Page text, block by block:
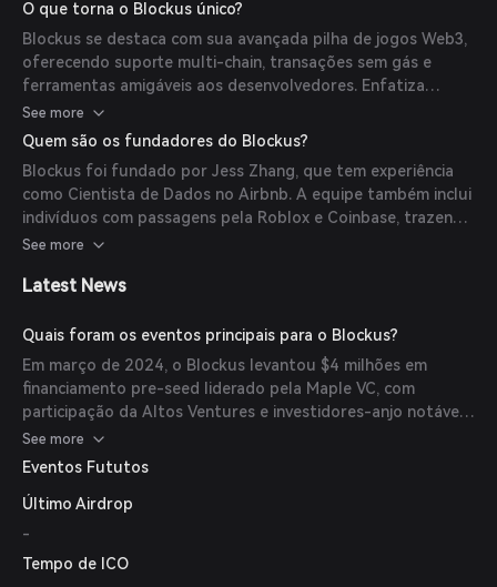
monitoramento.
O que torna o Blockus único?
Blockus se destaca com sua avançada pilha de jogos Web3,
oferecendo suporte multi-chain, transações sem gás e
ferramentas amigáveis aos desenvolvedores. Enfatiza
segurança, conformidade e escalabilidade, permitindo que
estúdios de jogos se concentrem em criar experiências de
See more
Quem são os fundadores do Blockus?
Blockus foi fundado por Jess Zhang, que tem experiência
como Cientista de Dados no Airbnb. A equipe também inclui
indivíduos com passagens pela Roblox e Coinbase, trazendo
coletivamente mais de uma década de experiência na
significativos de pagamentos.
See more
Latest News
Quais foram os eventos principais para o Blockus?
Em março de 2024, o Blockus levantou $4 milhões em
financiamento pre-seed liderado pela Maple VC, com
participação da Altos Ventures e investidores-anjo notáveis.
Esse financiamento ocorreu após sua participação na
aceleradora a16z Crypto Startup.
See more
Eventos Fututos
Último Airdrop
-
Tempo de ICO